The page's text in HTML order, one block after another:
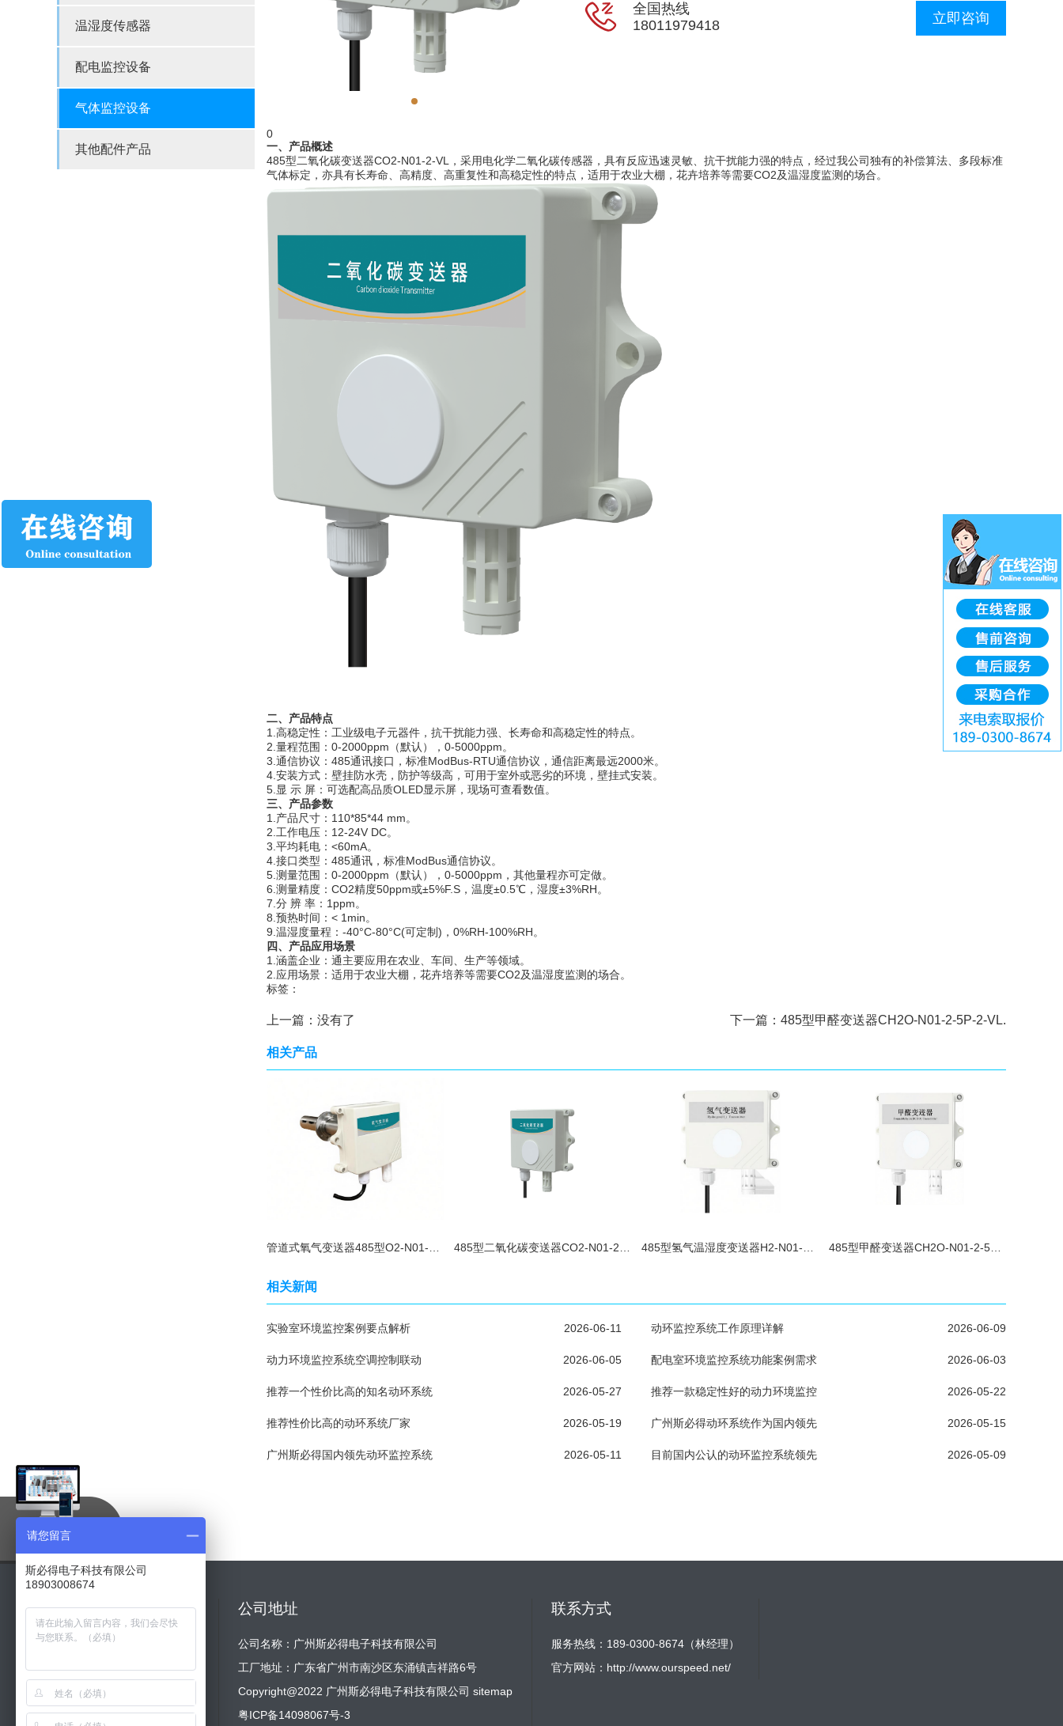
温湿度传感器
配电监控设备
气体监控设备
其他配件产品
全国热线
18011979418
立即咨询
0
一、 产品概述
485型二氧化碳变送器CO2-N01-2-VL，采用电化学二氧化碳传感器，具有反应迅速灵敏、抗干扰能力强的特点，经过我公司独有的补偿算法、多段标准
气体标定，亦具有长寿命、高精度、高重复性和高稳定性的特点，适用于农业大棚，花卉培养等需要CO2及温湿度监测的场合。
二、产品特点
1.高稳定性：工业级电子元器件，抗干扰能力强、长寿命和高稳定性的特点。
2.量程范围：0-2000ppm（默认），0-5000ppm。
3.通信协议：485通讯接口，标准ModBus-RTU通信协议，通信距离最远2000米。
4.安装方式：壁挂防水壳，防护等级高，可用于室外或恶劣的环境，壁挂式安装。
5.显 示 屏：可选配高品质OLED显示屏，现场可查看数值。
三、产品参数
1.产品尺寸：110*85*44 mm。
2.工作电压：12-24V DC。
3.平均耗电：<60mA。
4.接口类型：485通讯，标准ModBus通信协议。
5.测量范围：0-2000ppm（默认），0-5000ppm，其他量程亦可定做。
6.测量精度：CO2精度50ppm或±5%F.S，温度±0.5℃，湿度±3%RH。
7.分 辨 率：1ppm。
8.预热时间：< 1min。
9.温湿度量程：-40°C-80°C(可定制)，0%RH-100%RH。
四、产品应用场景
1.涵盖企业：通主要应用在农业、车间、生产等领域。
2.应用场景：适用于农业大棚，花卉培养等需要CO2及温湿度监测的场合。
标签：
上一篇：没有了 下一篇： 485型甲醛变送器CH2O-N01-2-5P-2-VL.
相关产品
485型甲醛变送器CH2O-N01-2-5P-2-VL.
相关新闻
实验室环境监控案例要点解析 2026-06-11 动环监控系统工作原理详解 2026-06-09
动力环境监控系统空调控制联动 2026-06-05 配电室环境监控系统功能案例需求 2026-06-03
推荐一个性价比高的知名动环系统 2026-05-27 推荐一款稳定性好的动力环境监控 2026-05-22
推荐性价比高的动环系统厂家 2026-05-19 广州斯必得动环系统作为国内领先 2026-05-15
广州斯必得国内领先动环监控系统 2026-05-11 目前国内公认的动环监控系统领先 2026-05-09
网站导航
网站首页
新闻动态
产品展示
客户案例
资料下载
清单报价
公司地址
公司名称：广州斯必得电子科技有限公司
工厂地址：广东省广州市南沙区东涌镇吉祥路6号
Copyright@2022 广州斯必得电子科技有限公司 sitemap
粤ICP备14098067号-3
联系方式
服务热线：189-0300-8674（林经理）
官方网站： http://www.ourspeed.net/
智慧机房
请您留言
斯必得电子科技有限公司
18903008674